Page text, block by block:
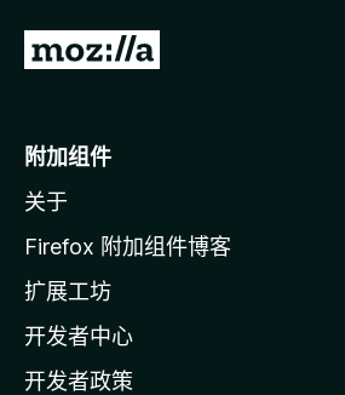
转
o
i
l
a
主
页
附加组件
关于
Firefox 附加组件博客
扩展工坊
开发者中心
开发者政策